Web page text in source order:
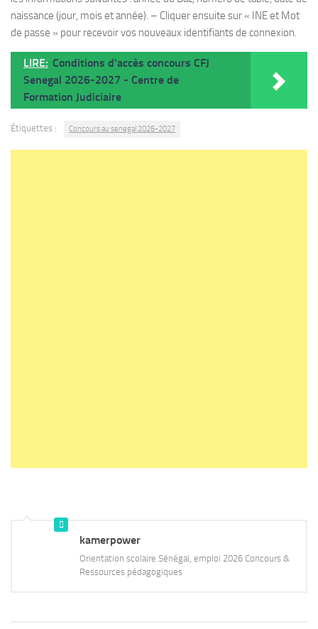
naissance (jour, mois et année). – Cliquer ensuite sur « INE et Mot
de passe » pour recevoir vos nouveaux identifiants de connexion.
LIRE: Conditions d’accès concours CFJ
Senegal 2026-2027 - Centre de
Formation Judiciaire
Étiquettes : Concours au senegal 2026-2027
kamerpower
Orientation scolaire Sénégal, emploi 2026 Concours &
Ressources pédagogiques